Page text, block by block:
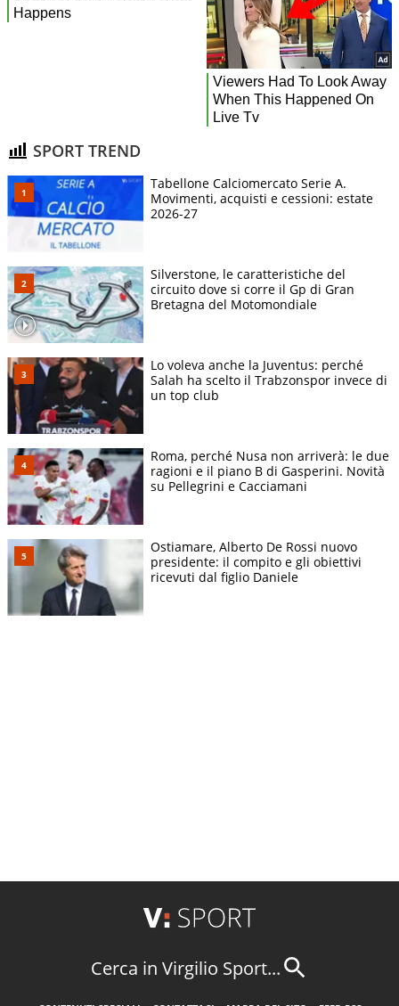
SPORT TREND
Tabellone Calciomercato Serie A.
Movimenti, acquisti e cessioni: estate
2026-27
Silverstone, le caratteristiche del
circuito dove si corre il Gp di Gran
Bretagna del Motomondiale
Lo voleva anche la Juventus: perché
Salah ha scelto il Trabzonspor invece di
un top club
Roma, perché Nusa non arriverà: le due
ragioni e il piano B di Gasperini. Novità
su Pellegrini e Cacciamani
Ostiamare, Alberto De Rossi nuovo
presidente: il compito e gli obiettivi
ricevuti dal figlio Daniele
Cerca in Virgilio Sport...